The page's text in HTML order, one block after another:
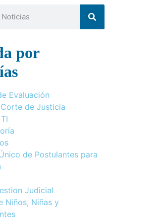
por
Evaluación
de Justicia
de Postulantes para
Judicial
Niños, Niñas y